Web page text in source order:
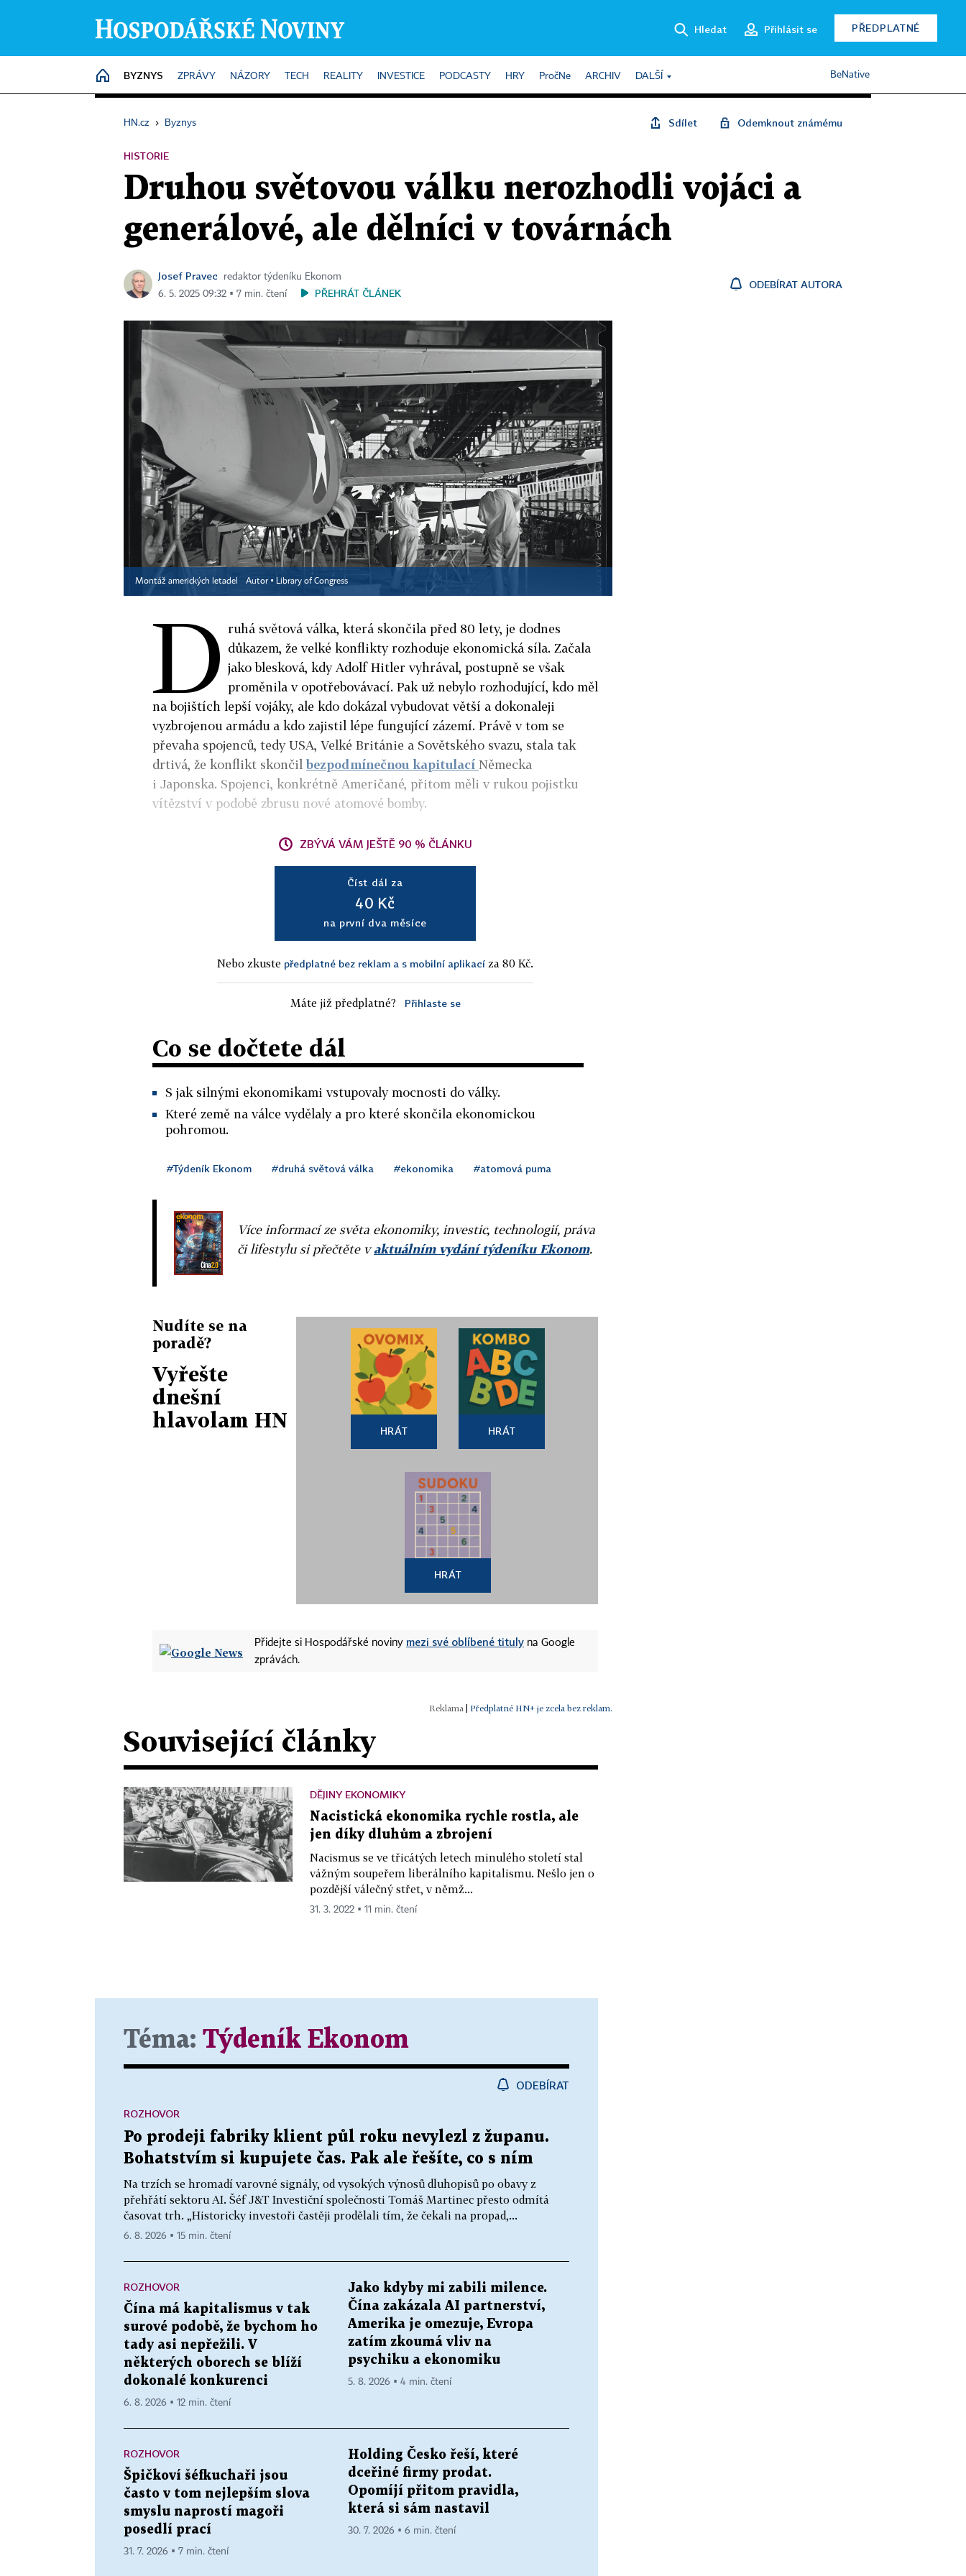
Hledat Přihlásit se PŘEDPLATNÉ
HOME
BYZNYS ZPRÁVY NÁZORY TECH REALITY INVESTICE PODCASTY HRY PročNe ARCHIV DALŠÍ BeNative
HN.cz › Byznys Sdílet Odemknout známému
HISTORIE
Druhou světovou válku nerozhodli vojáci a
generálové, ale dělníci v továrnách
Josef Pravec
redaktor týdeníku Ekonom
6. 5. 2025 09:32 ▪ 7 min. čtení
PŘEHRÁT ČLÁNEK
ODEBÍRAT AUTORA
Montáž amerických letadel Autor ▪ Library of Congress
D ruhá světová válka, která skončila před 80 lety, je dodnes
důkazem, že velké konflikty rozhoduje ekonomická síla. Začala
jako blesková, kdy Adolf Hitler vyhrával, postupně se však
proměnila v opotřebovávací. Pak už nebylo rozhodující, kdo měl
na bojištích lepší vojáky, ale kdo dokázal vybudovat větší a dokonaleji
vyzbrojenou armádu a kdo zajistil lépe fungující zázemí. Právě v tom se
převaha spojenců, tedy USA, Velké Británie a Sovětského svazu, stala tak
drtivá, že konflikt skončil bezpodmínečnou kapitulací Německa
i Japonska. Spojenci, konkrétně Američané, přitom měli v rukou pojistku
vítězství v podobě zbrusu nové atomové bomby.
ZBÝVÁ VÁM JEŠTĚ 90 % ČLÁNKU
Číst dál za
40 Kč
na první dva měsíce
Nebo zkuste předplatné bez reklam a s mobilní aplikací za 80 Kč.
Máte již předplatné? Přihlaste se
Co se dočtete dál
S jak silnými ekonomikami vstupovaly mocnosti do války.
Které země na válce vydělaly a pro které skončila ekonomickou
pohromou.
#Týdeník Ekonom #druhá světová válka #ekonomika #atomová puma
Více informací ze světa ekonomiky, investic, technologií, práva
či lifestylu si přečtěte vaktuálním vydání týdeníku Ekonom.
Nudíte se na
poradě?
Vyřešte
dnešní
hlavolam HN
HRÁT HRÁT
HRÁT
Přidejte si Hospodářské noviny mezi své oblíbené tituly na Google
zprávách.
| Předplatné HN+ je zcela bez reklam.
Související články
DĚJINY EKONOMIKY
Nacistická ekonomika rychle rostla, ale
jen díky dluhům a zbrojení
Nacismus se ve třicátých letech minulého století stal
vážným soupeřem liberálního kapitalismu. Nešlo jen o
pozdější válečný střet, v němž...
31. 3. 2022 ▪ 11 min. čtení
Téma: Týdeník Ekonom
ODEBÍRAT
Po prodeji fabriky klient půl roku nevylezl z županu.
Bohatstvím si kupujete čas. Pak ale řešíte, co s ním
Na trzích se hromadí varovné signály, od vysokých výnosů dluhopisů po obavy z
přehřátí sektoru AI. Šéf J&T Investiční společnosti Tomáš Martinec přesto odmítá
časovat trh. „Historicky investoři častěji prodělali tím, že čekali na propad,...
ROZHOVOR
6. 8. 2026 ▪ 15 min. čtení
ROZHOVOR
Čína má kapitalismus v tak
surové podobě, že bychom ho
tady asi nepřežili. V
některých oborech se blíží
dokonalé konkurenci
6. 8. 2026 ▪ 12 min. čtení
Jako kdyby mi zabili milence.
Čína zakázala AI partnerství,
Amerika je omezuje, Evropa
zatím zkoumá vliv na
psychiku a ekonomiku
5. 8. 2026 ▪ 4 min. čtení
ROZHOVOR
Špičkoví šéfkuchaři jsou
často v tom nejlepším slova
smyslu naprostí magoři
posedlí prací
31. 7. 2026 ▪ 7 min. čtení
Holding Česko řeší, které
dceřiné firmy prodat.
Opomíjí přitom pravidla,
která si sám nastavil
30. 7. 2026 ▪ 6 min. čtení